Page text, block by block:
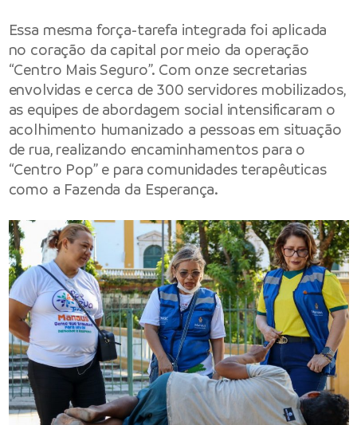
Essa mesma força-tarefa integrada foi aplicada
no coração da capital por meio da operação
“Centro Mais Seguro”. Com onze secretarias
envolvidas e cerca de 300 servidores mobilizados,
as equipes de abordagem social intensificaram o
acolhimento humanizado a pessoas em situação
de rua, realizando encaminhamentos para o
“Centro Pop” e para comunidades terapêuticas
como a Fazenda da Esperança.